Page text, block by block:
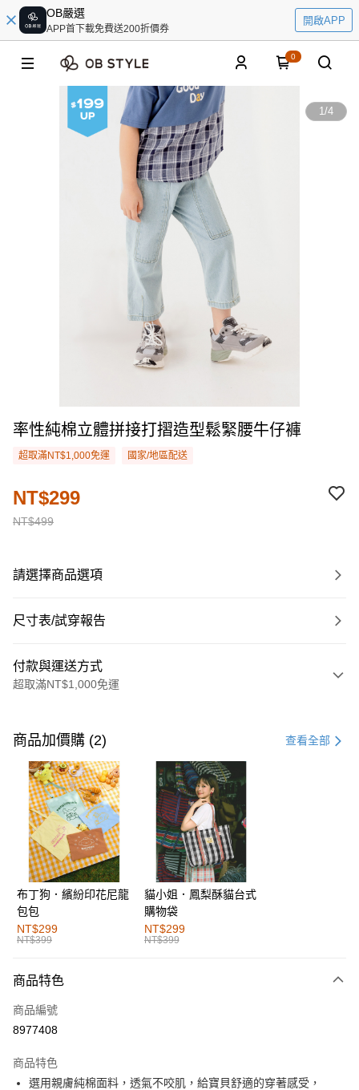
OB嚴選
APP首下載免費送200折價券
開啟APP
0
1/4
率性純棉立體拼接打摺造型鬆緊腰牛仔褲
超取滿NT$1,000免運 國家/地區配送
NT$499
NT$299
請選擇商品選項
尺寸表/試穿報告
付款與運送方式
超取滿NT$1,000免運
信用卡一次付款
購物金
超商取貨付款
LINE Pay
街口支付
運送方式
全家取貨付款
每筆NT$60，滿NT$1,000(含以上)免運費
付款後全家取貨
萊爾富取貨付款
付款後萊爾富取貨
商品加價購 (2) 查看全部
布丁狗．繽紛印花尼龍
包包
NT$299
NT$399
貓小姐．鳳梨酥貓台式
購物袋
NT$299
NT$399
商品特色
商品編號
8977408
商品特色
選用親膚純棉面料，透氣不咬肌，給寶貝舒適的穿著感受，